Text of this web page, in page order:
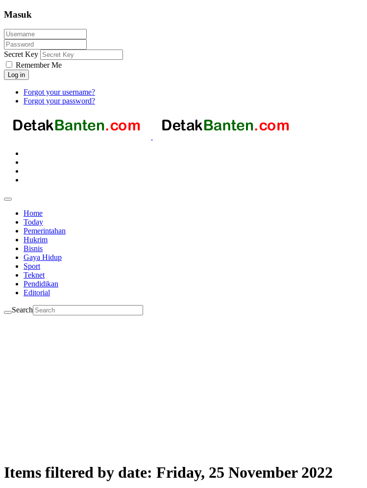
Masuk
Secret Key
Remember Me
Log in
Forgot your username?
Forgot your password?
Home
Today
Pemerintahan
Hukrim
Bisnis
Gaya Hidup
Sport
Teknet
Pendidikan
Editorial
Search
Items filtered by date: Friday, 25 November 2022